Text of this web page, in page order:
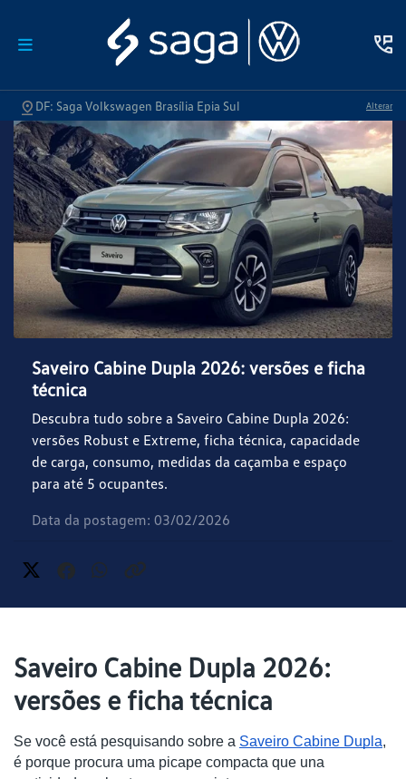
DF: Saga Volkswagen Brasília Epia Sul Alterar
Saveiro Cabine Dupla 2026: versões e ficha
técnica
Descubra tudo sobre a Saveiro Cabine Dupla 2026:
versões Robust e Extreme, ficha técnica, capacidade
de carga, consumo, medidas da caçamba e espaço
para até 5 ocupantes.
Data da postagem: 03/02/2026
Saveiro Cabine Dupla 2026:
versões e ficha técnica
Se você está pesquisando sobre a Saveiro Cabine Dupla,
é porque procura uma picape compacta que una